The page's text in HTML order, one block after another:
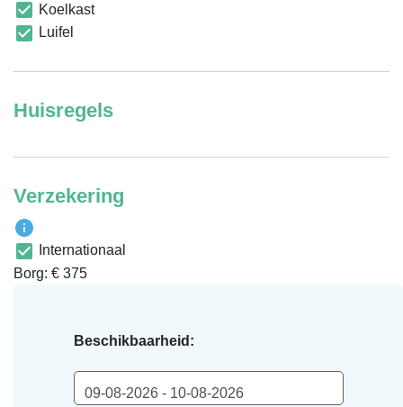
Koelkast
Luifel
Huisregels
Verzekering
Internationaal
Borg: € 375
Beschikbaarheid:
09-08-2026 - 10-08-2026